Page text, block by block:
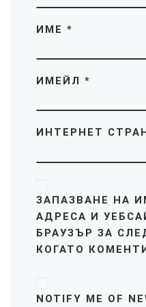
ИМЕ *
ИМЕЙЛ *
ИНТЕРНЕТ
ЗАПАЗВАНЕ НА
АДРЕСА И
БРАУЗЪР ЗА
КОГАТО
NOTIFY ME OF